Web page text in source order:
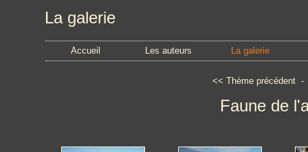
La galerie
Accueil Les auteurs La galerie
<< Thème précédent
Faune de